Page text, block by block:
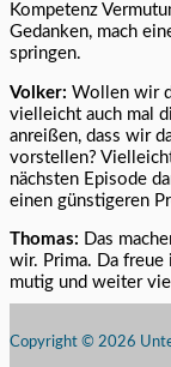
Kompetenz
Gedanken, mach
springen.
Volker: Wollen wir
vielleicht auch mal
anreißen, dass wir
vorstellen?
nächsten Episode
einen günstigeren
Thomas: Das
wir. Prima. Da freue
mutig und weiter
Copyright © 2026